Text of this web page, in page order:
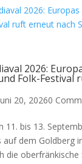
2026:
Folk-Festival
20, 20260
11. bis 13.
auf dem Goldberg
die